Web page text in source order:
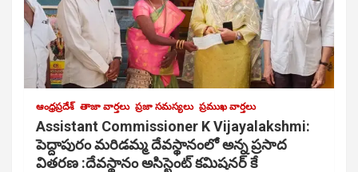
ఆంధ్రప్రదేశ్ తాజా వార్తలు ప్రజా సమస్యలు ప్రముఖ వార్తలు
Assistant Commissioner K Vijayalakshmi:
పెద్దాపురం మరిడమ్మ దేవస్థానంలో అన్న ప్రసాద
వితరణ :దేవస్థానం అసిస్టెంట్ కమిషనర్ కే